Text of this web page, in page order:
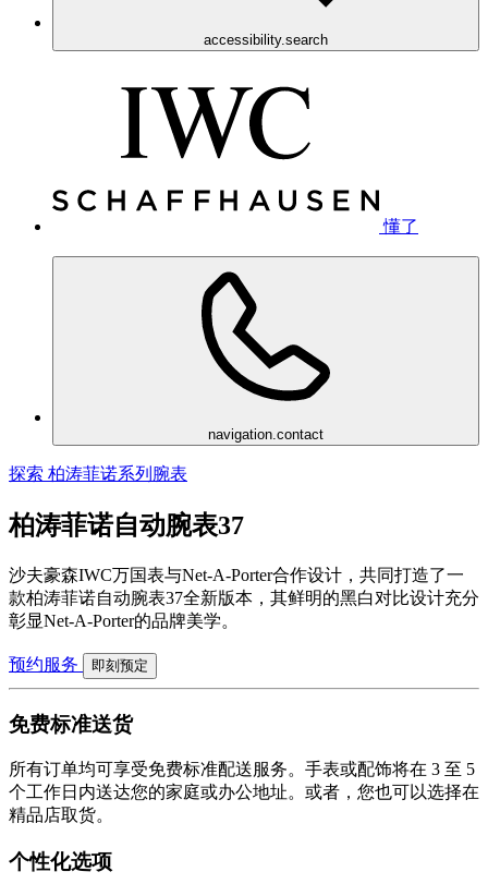
accessibility.search
懂了
navigation.contact
探索 柏涛菲诺系列腕表
柏涛菲诺自动腕表37
沙夫豪森IWC万国表与Net-A-Porter合作设计，共同打造了一
款柏涛菲诺自动腕表37全新版本，其鲜明的黑白对比设计充分
彰显Net-A-Porter的品牌美学。
预约服务 即刻预定
免费标准送货
所有订单均可享受免费标准配送服务。手表或配饰将在 3 至 5
个工作日内送达您的家庭或办公地址。或者，您也可以选择在
精品店取货。
个性化选项